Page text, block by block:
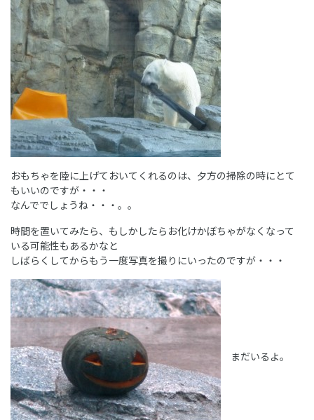
おもちゃを陸に上げておいてくれるのは、夕方の掃除の時にとて
もいいのですが・・・
なんででしょうね・・・。。
時間を置いてみたら、もしかしたらお化けかぼちゃがなくなって
いる可能性もあるかなと
しばらくしてからもう一度写真を撮りにいったのですが・・・
まだいるよ。